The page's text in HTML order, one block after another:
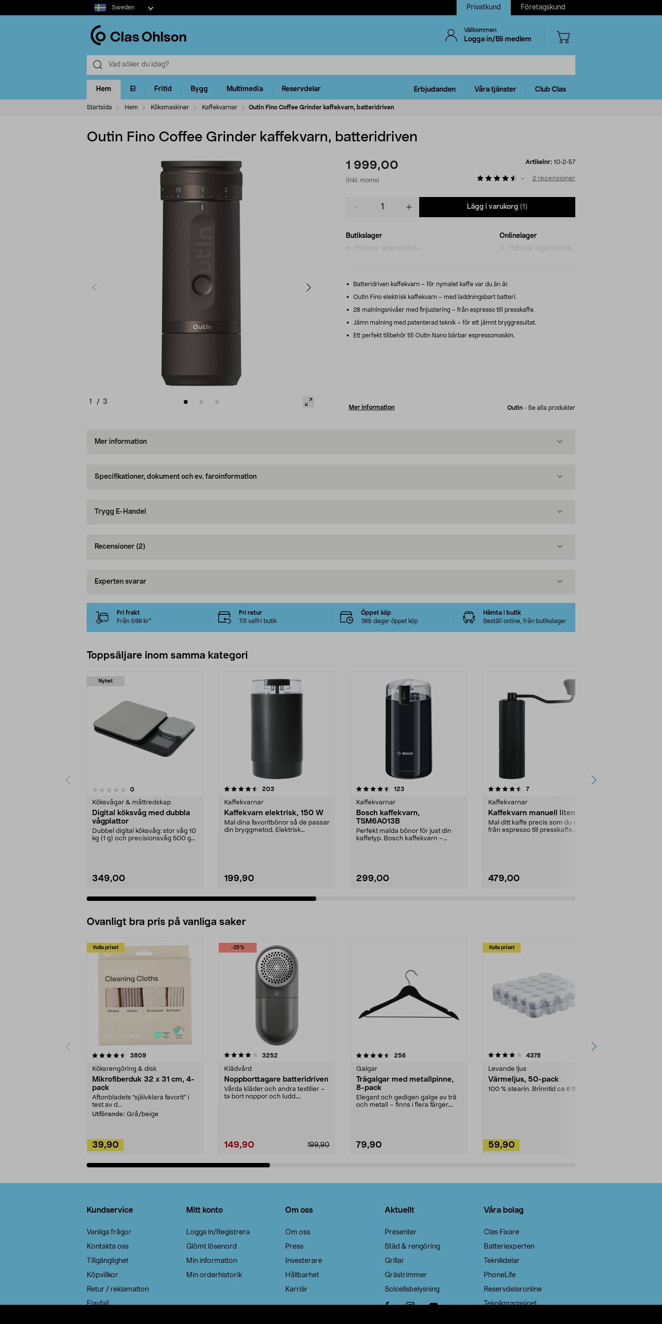
Select
market
Sweden Privatkund Företagskund
Välkommen
Logga in/Bli medlem
Hem El Fritid Bygg Multimedia Reservdelar Erbjudanden Våra tjänster Club Clas
Startsida Hem Köksmaskiner Kaffekvarnar Outin Fino Coffee Grinder kaffekvarn, batteridriven
Outin Fino Coffee Grinder kaffekvarn, batteridriven
1 / 3
1 999,00
(inkl. moms)
Artikelnr: 10-2-57
2 recensioner
Lägg i varukorg (1)
Butikslager
Hämtar lagerstatus...
Onlinelager
Hämtar lagerstatus...
Batteridriven kaffekvarn – för nymalet kaffe var du än är.
Outin Fino elektrisk kaffekvarn – med laddningsbart batteri.
28 malningsnivåer med finjustering – från espresso till presskaffe.
Jämn malning med patenterad teknik – för ett jämnt bryggresultat.
Ett perfekt tillbehör till Outin Nano bärbar espressomaskin.
Mer information Outin - Se alla produkter
Mer information
Specifikationer, dokument och ev. faroinformation
Trygg E-Handel
Recensioner (2)
Experten svarar
Fri frakt
Från 599 kr*
Fri retur
Till valfri butik
Öppet köp
365 dagar öppet köp
Hämta i butik
Beställ online, från butikslager
Toppsäljare inom samma kategori
Nyhet
0recensioner
Köksvågar & måttredskap
Digital köksvåg med dubbla
vågplattor
Dubbel digital köksvåg: stor våg 10
kg (1 g) och precisionsvåg 500 g
349,00
4.5 av 5 stjärnor 203
Kaffekvarnar
Kaffekvarn elektrisk, 150 W
Mal dina favoritbönor så de passar
din bryggmetod. Elektrisk
199,90
4.5 av 5 stjärnor 123
Kaffekvarnar
Bosch kaffekvarn,
TSM6A013B
Perfekt malda bönor för just din
kaffetyp. Bosch kaffekvarn –
299,00
4.5 av 5 stjärnor 7recensioner
Kaffekvarnar
Kaffekvarn manuell liten
Mal ditt kaffe precis som du vill –
från espresso till presskaffe.
479,00
4.0 av 5 stjärnor
Ovanligt bra pris på vanliga saker
Kolla priset
3809recensioner
Köksrengöring & disk
Mikrofiberduk 32 x 31 cm, 4-
pack
Aftonbladets "självklara favorit” i
test av d...
Utförande: Grå/beige
39,90
-25%
4.0av 5 stjärnor 3252
Klädvård
Noppborttagare batteridriven
Vårda kläder och andra textilier –
ta bort noppor och ludd.
199,90
149,90
4.5av 5 stjärnor 256recensioner
Galgar
Trägalgar med metallpinne,
8-pack
Elegant och gedigen galge av trä
och metall – finns i flera färger.
79,90
Kolla priset
4.0av 5 stjärnor 4378recensioner
Levande ljus
Värmeljus, 50-pack
100 % stearin. Brinntid ca 6 tim.
59,90
4.5av 5 stjärnor
Kundservice
Vanliga frågor
Kontakta oss
Tillgänglighet
Köpvillkor
Retur / reklamation
Elavfall
Mitt konto
Logga in/Registrera
Glömt lösenord
Min information
Min orderhistorik
Om oss
Om oss
Press
Investerare
Hållbarhet
Karriär
Aktuellt
Presenter
Städ & rengöring
Grillar
Grästrimmer
Solcellsbelysning
Våra bolag
Clas Fixare
Batteriexperten
Teknikdelar
PhoneLife
Reservdelaronline
Teknikmagasinet